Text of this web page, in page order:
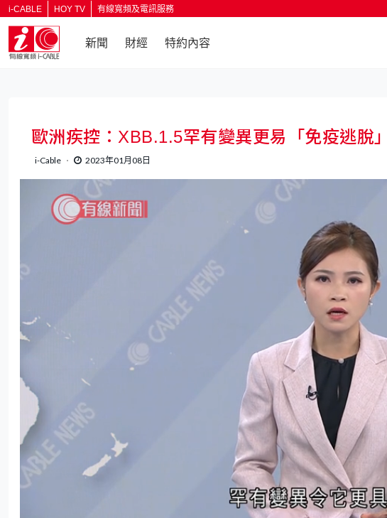
i-CABLE HOY TV 有線寬頻及電訊服務
新聞 財經 特約內容
返回
歐洲疾控：XBB.1.5罕有變異更易「免疫逃
i-Cable 2023年01月08日